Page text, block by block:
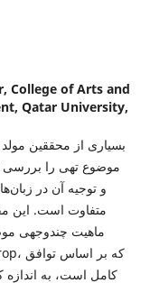
College of Arts and
Qatar University,
بسیاری از محققین
موضوع تهی را بررسی
متفاوت است. این
ماهیت چندوجهی
کامل است، به اندازه